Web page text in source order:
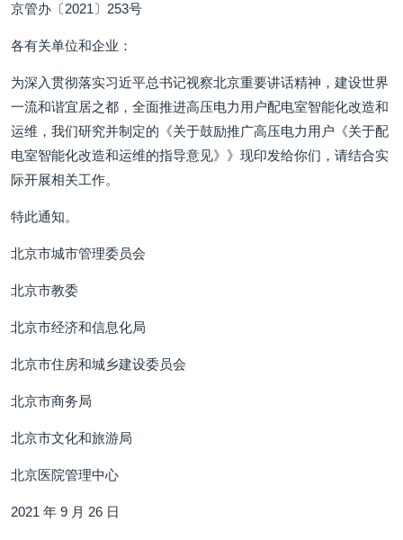
京管办〔2021〕253号
各有关单位和企业：
为深入贯彻落实习近平总书记视察北京重要讲话精神，建设世界
一流和谐宜居之都，全面推进高压电力用户配电室智能化改造和
运维，我们研究并制定的《关于鼓励推广高压电力用户《关于配
电室智能化改造和运维的指导意见》》现印发给你们，请结合实
际开展相关工作。
特此通知。
北京市城市管理委员会
北京市教委
北京市经济和信息化局
北京市住房和城乡建设委员会
北京市商务局
北京市文化和旅游局
北京医院管理中心
2021 年 9 月 26 日